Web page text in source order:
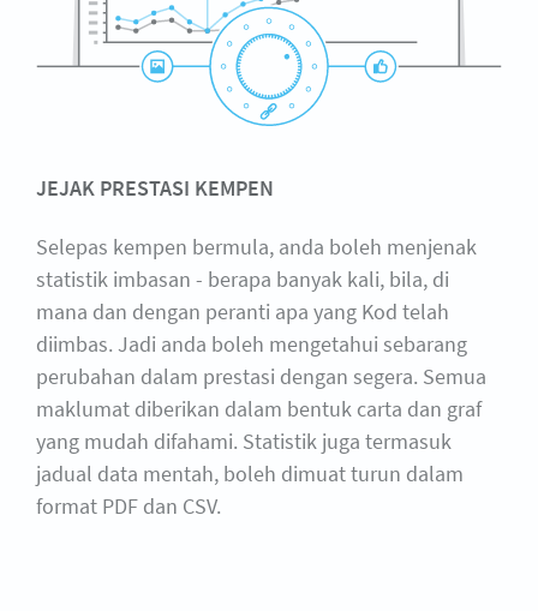
JEJAK PRESTASI KEMPEN
Selepas kempen bermula, anda boleh menjenak
statistik imbasan - berapa banyak kali, bila, di
mana dan dengan peranti apa yang Kod telah
diimbas. Jadi anda boleh mengetahui sebarang
perubahan dalam prestasi dengan segera. Semua
maklumat diberikan dalam bentuk carta dan graf
yang mudah difahami. Statistik juga termasuk
jadual data mentah, boleh dimuat turun dalam
format PDF dan CSV.